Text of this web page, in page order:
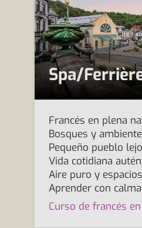
Spa/
Francés en plena
Bosques y
Pequeño pueblo
Vida cotidiana
Aire puro y
Aprender con calma
Curso de francés